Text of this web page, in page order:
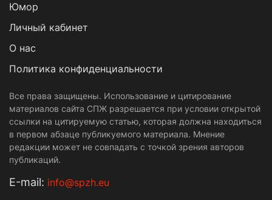
Юмор
Личный кабинет
О нас
Политика конфиденциальности
Все права защищены. Использование и цитирование
материалов сайта СПЖ разрешается при условии открытой
ссылки на цитируемую статью, которая должна находиться
в первом абзаце публикуемого материала. Мнение
редакции может не совпадать с точкой зрения авторов
публикаций.
Е-mail: info@spzh.eu